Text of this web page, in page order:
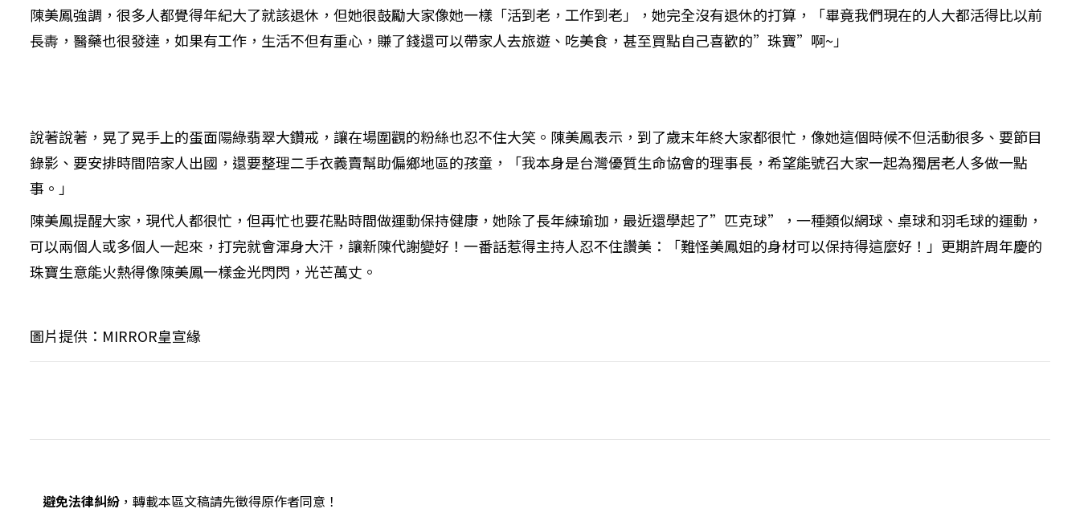
陳美鳳強調，很多人都覺得年紀大了就該退休，但她很鼓勵大家像她一樣「活到老，工作到老」，她完全沒有退休的打算，「畢竟我們現在的人大都活得比以前
長夀，醫藥也很發達，如果有工作，生活不但有重心，賺了錢還可以帶家人去旅遊、吃美食，甚至買點自己喜歡的”珠寶”啊~」
說著說著，晃了晃手上的蛋面陽綠翡翠大鑽戒，讓在場圍觀的粉絲也忍不住大笑。陳美鳳表示，到了歲末年終大家都很忙，像她這個時候不但活動很多、要節目
錄影、要安排時間陪家人出國，還要整理二手衣義賣幫助偏鄉地區的孩童，「我本身是台灣優質生命協會的理事長，希望能號召大家一起為獨居老人多做一點
事。」
陳美鳳提醒大家，現代人都很忙，但再忙也要花點時間做運動保持健康，她除了長年練瑜珈，最近還學起了”匹克球”，一種類似網球、桌球和羽毛球的運動，
可以兩個人或多個人一起來，打完就會渾身大汗，讓新陳代謝變好！一番話惹得主持人忍不住讚美：「難怪美鳳姐的身材可以保持得這麼好！」更期許周年慶的
珠寶生意能火熱得像陳美鳳一樣金光閃閃，光芒萬丈。
圖片提供：MIRROR皇宣緣
避免法律糾紛 ，轉載本區文稿請先徵得原作者同意！